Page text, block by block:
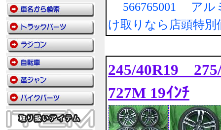
566765001 アル
け取りなら店頭特別
245/40R19
727M 19ｲﾝﾁ